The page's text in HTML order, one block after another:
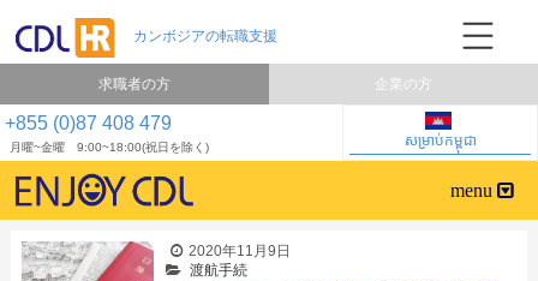
+855 (0)87 408 479
月曜~金曜 9:00~18:00(祝日を除く) សម្រាប់កម្ពុជា
求職者の方 企業の方
2020年11月9日
渡航手続